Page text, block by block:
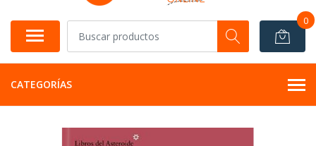
0
CATEGORÍAS